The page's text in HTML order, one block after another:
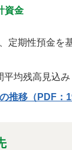
資金
定期性預金を
均残高見込
推移（PDF：